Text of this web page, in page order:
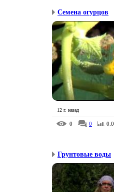
Семена огурцов
12 г. назад
0 0 0.0
Грунтовые воды